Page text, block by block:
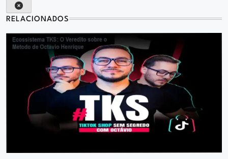
RELACIONADOS